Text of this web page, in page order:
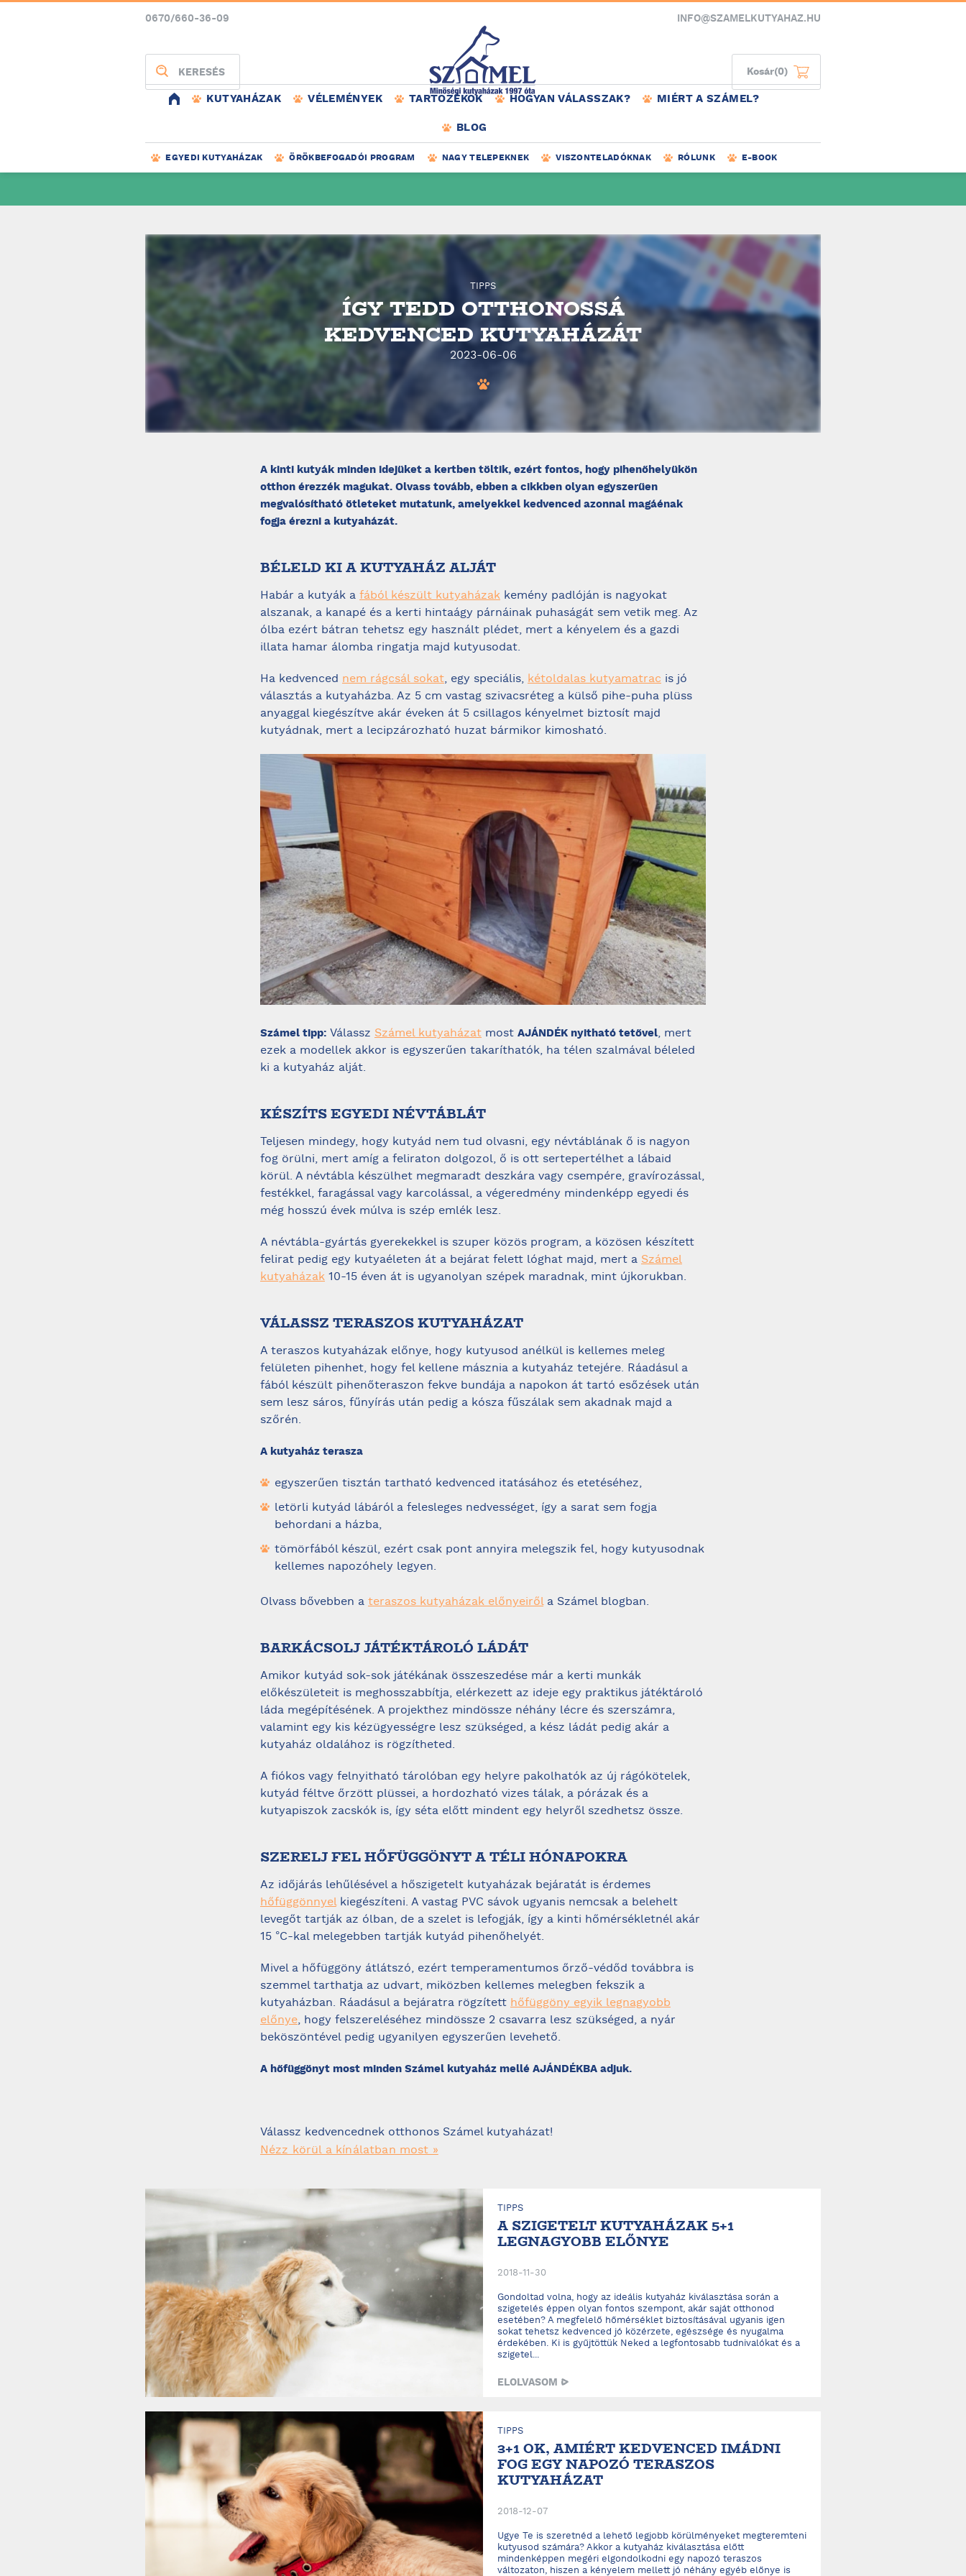
0670/660-36-09 INFO@SZAMELKUTYAHAZ.HU
KERESÉS Kosár(0)
KUTYAHÁZAK VÉLEMÉNYEK TARTOZÉKOK HOGYAN VÁLASSZAK? MIÉRT A SZÁMEL?
BLOG
EGYEDI KUTYAHÁZAK ÖRÖKBEFOGADÓI PROGRAM NAGY TELEPEKNEK VISZONTELADÓKNAK RÓLUNK E-BOOK
TIPPS
ÍGY TEDD OTTHONOSSÁ
KEDVENCED KUTYAHÁZÁT
2023-06-06
A kinti kutyák minden idejüket a kertben töltik, ezért fontos, hogy pihenőhelyükön
otthon érezzék magukat. Olvass tovább, ebben a cikkben olyan egyszerűen
megvalósítható ötleteket mutatunk, amelyekkel kedvenced azonnal magáénak
fogja érezni a kutyaházát.
BÉLELD KI A KUTYAHÁZ ALJÁT
Habár a kutyák a fából készült kutyaházak kemény padlóján is nagyokat
alszanak, a kanapé és a kerti hintaágy párnáinak puhaságát sem vetik meg. Az
ólba ezért bátran tehetsz egy használt plédet, mert a kényelem és a gazdi
illata hamar álomba ringatja majd kutyusodat.
Ha kedvenced nem rágcsál sokat, egy speciális, kétoldalas kutyamatrac is jó
választás a kutyaházba. Az 5 cm vastag szivacsréteg a külső pihe-puha plüss
anyaggal kiegészítve akár éveken át 5 csillagos kényelmet biztosít majd
kutyádnak, mert a lecipzározható huzat bármikor kimosható.
Számel tipp: Válassz Számel kutyaházat most AJÁNDÉK nyitható tetővel, mert
ezek a modellek akkor is egyszerűen takaríthatók, ha télen szalmával béleled
ki a kutyaház alját.
KÉSZÍTS EGYEDI NÉVTÁBLÁT
Teljesen mindegy, hogy kutyád nem tud olvasni, egy névtáblának ő is nagyon
fog örülni, mert amíg a feliraton dolgozol, ő is ott sertepertélhet a lábaid
körül. A névtábla készülhet megmaradt deszkára vagy csempére, gravírozással,
festékkel, faragással vagy karcolással, a végeredmény mindenképp egyedi és
még hosszú évek múlva is szép emlék lesz.
A névtábla-gyártás gyerekekkel is szuper közös program, a közösen készített
felirat pedig egy kutyaéleten át a bejárat felett lóghat majd, mert a Számel
kutyaházak 10-15 éven át is ugyanolyan szépek maradnak, mint újkorukban.
VÁLASSZ TERASZOS KUTYAHÁZAT
A teraszos kutyaházak előnye, hogy kutyusod anélkül is kellemes meleg
felületen pihenhet, hogy fel kellene másznia a kutyaház tetejére. Ráadásul a
fából készült pihenőteraszon fekve bundája a napokon át tartó esőzések után
sem lesz sáros, fűnyírás után pedig a kósza fűszálak sem akadnak majd a
szőrén.
A kutyaház terasza
egyszerűen tisztán tartható kedvenced itatásához és etetéséhez,
letörli kutyád lábáról a felesleges nedvességet, így a sarat sem fogja
behordani a házba,
tömörfából készül, ezért csak pont annyira melegszik fel, hogy kutyusodnak
kellemes napozóhely legyen.
Olvass bővebben a teraszos kutyaházak előnyeirőla Számel blogban.
BARKÁCSOLJ JÁTÉKTÁROLÓ LÁDÁT
Amikor kutyád sok-sok játékának összeszedése már a kerti munkák
előkészületeit is meghosszabbítja, elérkezett az ideje egy praktikus játéktároló
láda megépítésének. A projekthez mindössze néhány lécre és szerszámra,
valamint egy kis kézügyességre lesz szükséged, a kész ládát pedig akár a
kutyaház oldalához is rögzítheted.
A fiókos vagy felnyitható tárolóban egy helyre pakolhatók az új rágókötelek,
kutyád féltve őrzött plüssei, a hordozható vizes tálak, a pórázak és a
kutyapiszok zacskók is, így séta előtt mindent egy helyről szedhetsz össze.
SZERELJ FEL HŐFÜGGÖNYT A TÉLI HÓNAPOKRA
Az időjárás lehűlésével a hőszigetelt kutyaházak bejáratát is érdemes
hőfüggönnyelkiegészíteni. A vastag PVC sávok ugyanis nemcsak a belehelt
levegőt tartják az ólban, de a szelet is lefogják, így a kinti hőmérsékletnél akár
15 °C-kal melegebben tartják kutyád pihenőhelyét.
Mivel a hőfüggöny átlátszó, ezért temperamentumos őrző-védőd továbbra is
szemmel tarthatja az udvart, miközben kellemes melegben fekszik a
kutyaházban. Ráadásul a bejáratra rögzített hőfüggöny egyik legnagyobb
előnye, hogy felszereléséhez mindössze 2 csavarra lesz szükséged, a nyár
beköszöntével pedig ugyanilyen egyszerűen levehető.
A hőfüggönyt most minden Számel kutyaház mellé AJÁNDÉKBA adjuk.
Válassz kedvencednek otthonos Számel kutyaházat!
Nézz körül a kínálatban most »
TIPPS
A SZIGETELT KUTYAHÁZAK 5+1
LEGNAGYOBB ELŐNYE
2018-11-30
Gondoltad volna, hogy az ideális kutyaház kiválasztása során a
szigetelés éppen olyan fontos szempont, akár saját otthonod
esetében? A megfelelő hőmérséklet biztosításával ugyanis igen
sokat tehetsz kedvenced jó közérzete, egészsége és nyugalma
érdekében. Ki is gyűjtöttük Neked a legfontosabb tudnivalókat és a
szigetel...
ELOLVASOM
TIPPS
3+1 OK, AMIÉRT KEDVENCED IMÁDNI
FOG EGY NAPOZÓ TERASZOS
KUTYAHÁZAT
2018-12-07
Ugye Te is szeretnéd a lehető legjobb körülményeket megteremteni
kutyusod számára? Akkor a kutyaház kiválasztása előtt
mindenképpen megéri elgondolkodni egy napozó teraszos
változaton, hiszen a kényelem mellett jó néhány egyéb előnye is